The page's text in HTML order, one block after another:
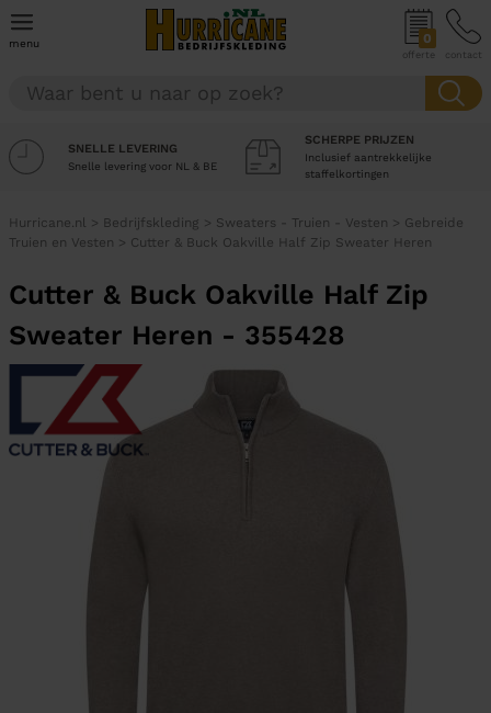
menu 0
offerte contact
SNELLE LEVERING
Snelle levering voor NL & BE
SCHERPE PRIJZEN
Inclusief aantrekkelijke
staffelkortingen
Hurricane.nl > Bedrijfskleding > Sweaters - Truien - Vesten > Gebreide
Truien en Vesten > Cutter & Buck Oakville Half Zip Sweater Heren
Cutter & Buck Oakville Half Zip
Sweater Heren - 355428